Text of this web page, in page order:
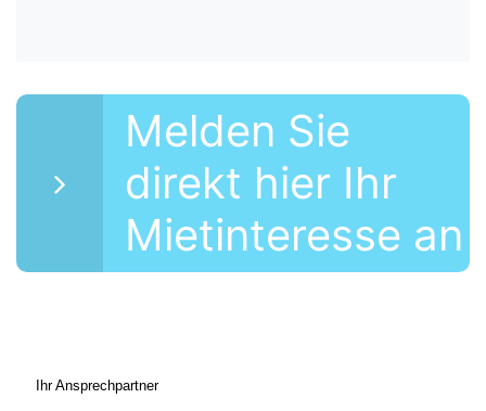
Melden Sie
direkt hier Ihr
Mietinteresse an
Ihr Ansprechpartner